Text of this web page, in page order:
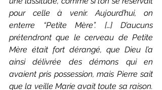
pour celle à venir. Aujourd’hui, on
enterre “Petite Mère”. […] D’aucuns
prétendront que le cerveau de Petite
Mère était fort dérangé, que Dieu l’a
ainsi délivrée des démons qui en
avaient pris possession, mais Pierre sait
que la veille Marie avait toute sa raison.